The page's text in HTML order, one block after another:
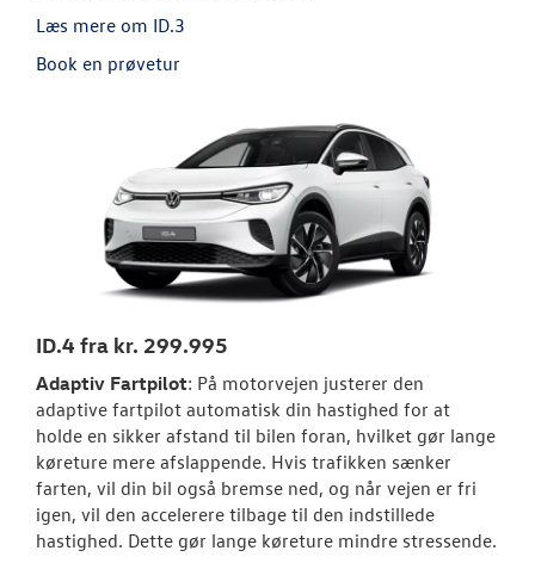
OM OS
JOB OG
Læs mere om ID.3
Book en prøvetur
ID.4 fra kr. 299.995
Adaptiv Fartpilot: På motorvejen justerer den
adaptive fartpilot automatisk din hastighed for at
holde en sikker afstand til bilen foran, hvilket gør lange
køreture mere afslappende. Hvis trafikken sænker
farten, vil din bil også bremse ned, og når vejen er fri
igen, vil den accelerere tilbage til den indstillede
hastighed. Dette gør lange køreture mindre stressende.